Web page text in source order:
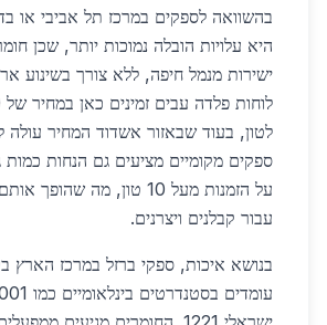
בהשוואה לספקים במרכז תל אביבי או
היא עלויות הובלה נמוכות יותר, שכן
ישירות מנמל חיפה, ללא צורך בשינוע
על הזמנות מעל 10 טון, מה
עבור קבלנים ויצרנים.
בנושא איכות, ספקי ברזל במרכז הארץ